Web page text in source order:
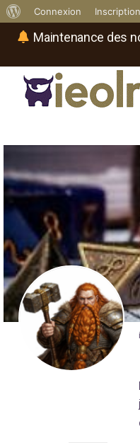
Maintenance des
propos
WordPress
Connexion Inscription
où
rôliste
?